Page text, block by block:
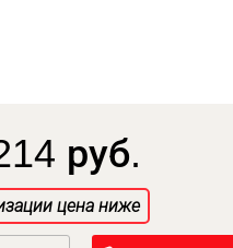
руб.
цена ниже